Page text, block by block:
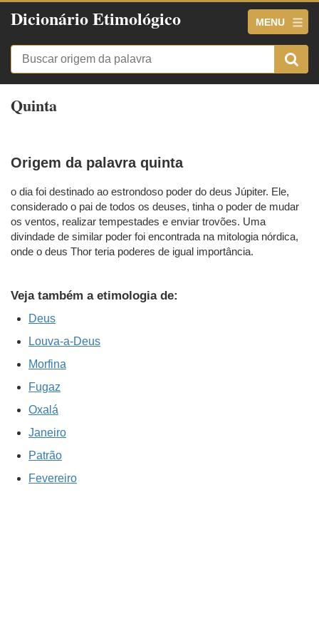
Dicionário Etimológico MENU
Quinta
Origem da palavra quinta
o dia foi destinado ao estrondoso poder do deus Júpiter. Ele,
considerado o pai de todos os deuses, tinha o poder de mudar
os ventos, realizar tempestades e enviar trovões. Uma
divindade de similar poder foi encontrada na mitologia nórdica,
onde o deus Thor teria poderes de igual importância.
Veja também a etimologia de:
Deus
Louva-a-Deus
Morfina
Fugaz
Oxalá
Janeiro
Patrão
Fevereiro